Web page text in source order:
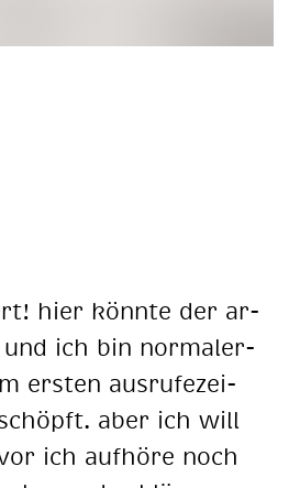
hier könn­te der ar­
ich bin nor­ma­ler­
ers­ten aus­ru­fe­zei­
aber ich will
ich auf­hö­re noch